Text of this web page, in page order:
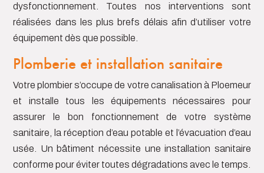
dysfonctionnement. Toutes nos interventions sont
réalisées dans les plus brefs délais afin d’utiliser votre
équipement dès que possible.
Plomberie et installation sanitaire
Votre plombier s’occupe de votre canalisation à Ploemeur
et installe tous les équipements nécessaires pour
assurer le bon fonctionnement de votre système
sanitaire, la réception d’eau potable et l’évacuation d’eau
usée. Un bâtiment nécessite une installation sanitaire
conforme pour éviter toutes dégradations avec le temps.